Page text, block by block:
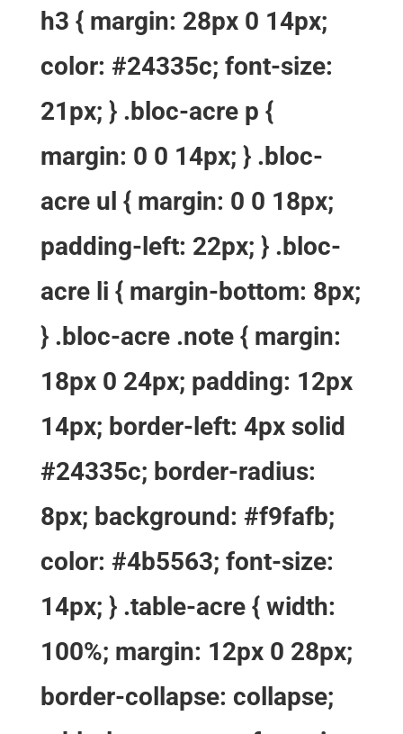
h3 { margin: 28px 0 14px;
color: #24335c; font-size:
21px; } .bloc-acre p {
margin: 0 0 14px; } .bloc-
acre ul { margin: 0 0 18px;
padding-left: 22px; } .bloc-
acre li { margin-bottom: 8px;
} .bloc-acre .note { margin:
18px 0 24px; padding: 12px
14px; border-left: 4px solid
#24335c; border-radius:
8px; background: #f9fafb;
color: #4b5563; font-size:
14px; } .table-acre { width:
100%; margin: 12px 0 28px;
border-collapse: collapse;